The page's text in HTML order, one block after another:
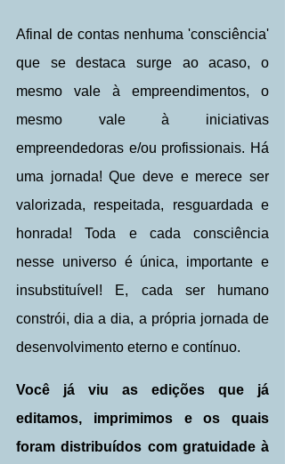
Afinal de contas nenhuma 'consciência'
que se destaca surge ao acaso, o
mesmo vale à empreendimentos, o
mesmo vale à iniciativas
empreendedoras e/ou profissionais. Há
uma jornada! Que deve e merece ser
valorizada, respeitada, resguardada e
honrada! Toda e cada consciência
nesse universo é única, importante e
insubstituível! E, cada ser humano
constrói, dia a dia, a própria jornada de
desenvolvimento eterno e contínuo.
Você já viu as edições que já
editamos, imprimimos e os quais
foram distribuídos com gratuidade à